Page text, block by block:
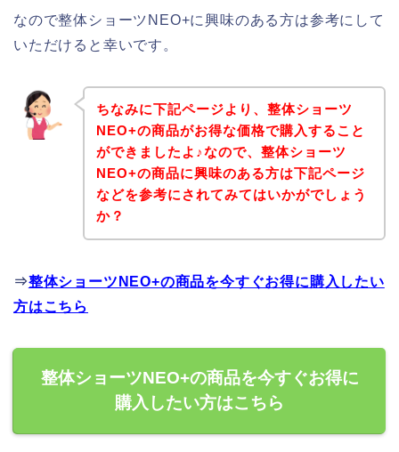
なので整体ショーツNEO+に興味のある方は参考にして
いただけると幸いです。
ちなみに下記ページより、整体ショーツ
NEO+の商品がお得な価格で購入すること
ができましたよ♪なので、整体ショーツ
NEO+の商品に興味のある方は下記ページ
などを参考にされてみてはいかがでしょう
か？
⇒整体ショーツNEO+の商品を今すぐお得に購入したい
方はこちら
整体ショーツNEO+の商品を今すぐお得に
購入したい方はこちら